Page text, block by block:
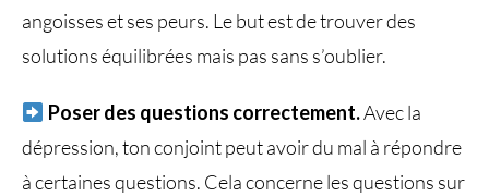
angoisses et ses peurs. Le but est de trouver des
solutions équilibrées mais pas sans s’oublier.
Poser des questions correctement.Avec la
dépression, ton conjoint peut avoir du mal à répondre
à certaines questions. Cela concerne les questions sur